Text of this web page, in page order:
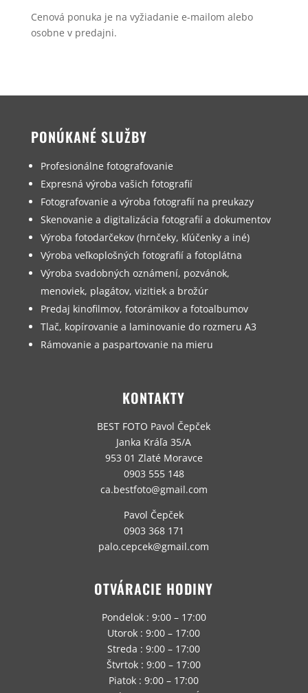
Cenová ponuka je na vyžiadanie e-mailom alebo
osobne v predajni.
PONÚKANÉ SLUŽBY
Profesionálne fotografovanie
Expresná výroba vašich fotografií
Fotografovanie a výroba fotografií na preukazy
Skenovanie a digitalizácia fotografií a dokumentov
Výroba fotodarčekov (hrnčeky, kľúčenky a iné)
Výroba veľkoplošných fotografií a fotoplátna
Výroba svadobných oznámení, pozvánok,
menoviek, plagátov, vizitiek a brožúr
Predaj kinofilmov, fotorámikov a fotoalbumov
Tlač, kopírovanie a laminovanie do rozmeru A3
Rámovanie a paspartovanie na mieru
KONTAKTY
BEST FOTO Pavol Čepček
Janka Kráľa 35/A
953 01 Zlaté Moravce
0903 555 148
ca.bestfoto@gmail.com
Pavol Čepček
0903 368 171
palo.cepcek@gmail.com
OTVÁRACIE HODINY
Pondelok : 9:00 – 17:00
Utorok : 9:00 – 17:00
Streda : 9:00 – 17:00
Štvrtok : 9:00 – 17:00
Piatok : 9:00 – 17:00